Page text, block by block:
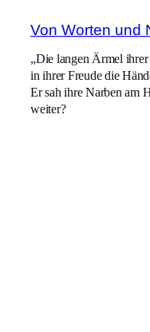
Von Worten und
„Die langen Ärmel
in ihrer Freude die
Er sah ihre Narben am
weiter?